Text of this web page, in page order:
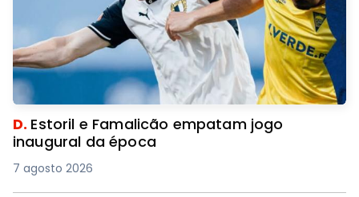
D. Estoril e Famalicão empatam jogo
inaugural da época
7 agosto 2026